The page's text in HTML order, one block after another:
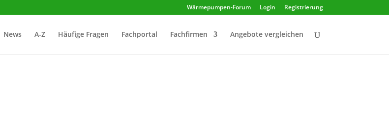
Wärmepumpen-Forum Login Registrierung
News A-Z Häufige Fragen Fachportal Fachfirmen Angebote vergleichen